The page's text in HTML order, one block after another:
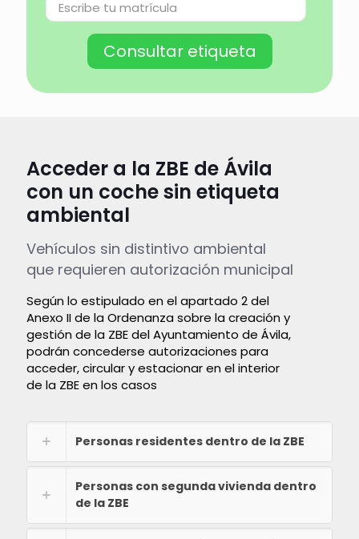
Acceder a la ZBE de Ávila
con un coche sin etiqueta
ambiental
Vehículos sin distintivo ambiental
que requieren autorización municipal
Según lo estipulado en el apartado 2 del
Anexo II de la Ordenanza sobre la creación y
gestión de la ZBE del Ayuntamiento de Ávila,
podrán concederse autorizaciones para
acceder, circular y estacionar en el interior
de la ZBE en los casos
Personas residentes dentro de la ZBE
Personas con segunda vivienda dentro
de la ZBE